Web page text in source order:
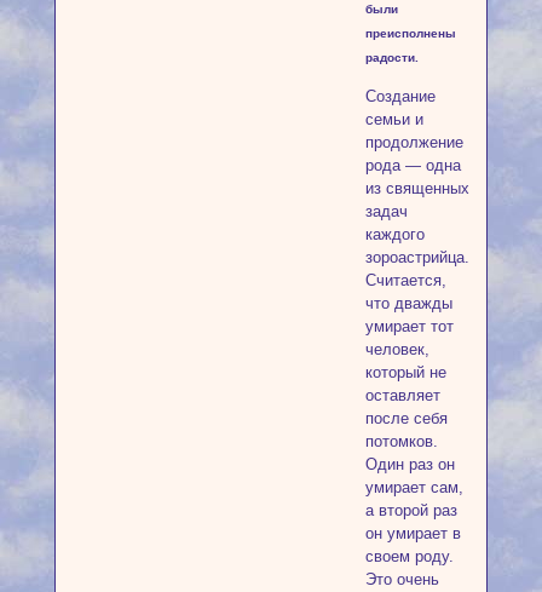
были
преисполнены
радости.
Создание
семьи и
продолжение
рода — одна
из священных
задач
каждого
зороастрийца.
Считается,
что дважды
умирает тот
человек,
который не
оставляет
после себя
потомков.
Один раз он
умирает сам,
а второй раз
он умирает в
своем роду.
Это очень